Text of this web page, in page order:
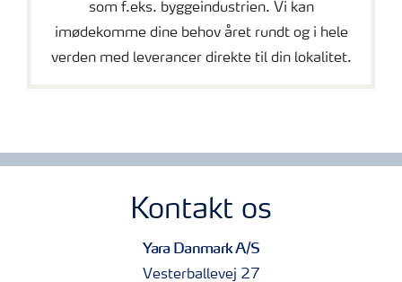
som f.eks. byggeindustrien. Vi kan
imødekomme dine behov året rundt og i hele
verden med leverancer direkte til din lokalitet.
Kontakt os
Yara Danmark A/S
Vesterballevej 27